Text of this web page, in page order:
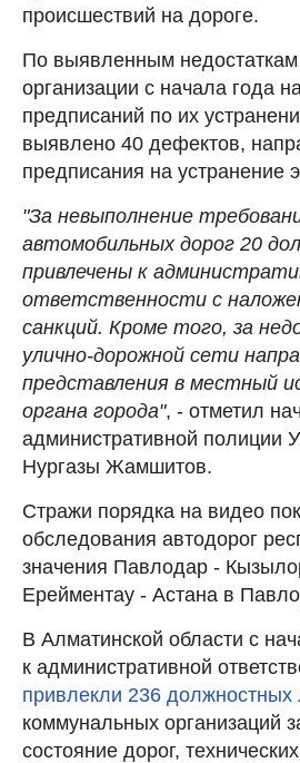
происшествий на дороге.
По выявленным
организации с начала года
предписаний по их
выявлено 40 дефектов,
предписания на устранение
"За невыполнение
автомобильных дорог 20
привлечены к
ответственности с
санкций. Кроме того, за
улично-дорожной сети
представления в местный
органа города", - отметил
административной полиции
Нургазы Жамшитов.
Стражи порядка на видео
обследования автодорог
значения Павлодар -
Ерейментау - Астана в
В Алматинской области с
к административной
привлекли 236 должностных
коммунальных организаций
состояние дорог,